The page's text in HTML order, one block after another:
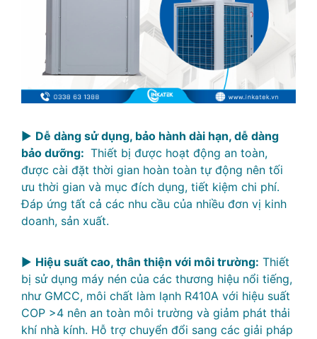
► Dễ dàng sử dụng, bảo hành dài hạn, dễ dàng
bảo dưỡng: Thiết bị được hoạt động an toàn,
được cài đặt thời gian hoàn toàn tự động nên tối
ưu thời gian và mục đích dụng, tiết kiệm chi phí.
Đáp ứng tất cả các nhu cầu của nhiều đơn vị kinh
doanh, sản xuất.
► Hiệu suất cao, thân thiện với môi trường: Thiết
bị sử dụng máy nén của các thương hiệu nổi tiếng,
như GMCC, môi chất làm lạnh R410A với hiệu suất
COP >4 nên an toàn môi trường và giảm phát thải
khí nhà kính. Hỗ trợ chuyển đổi sang các giải pháp